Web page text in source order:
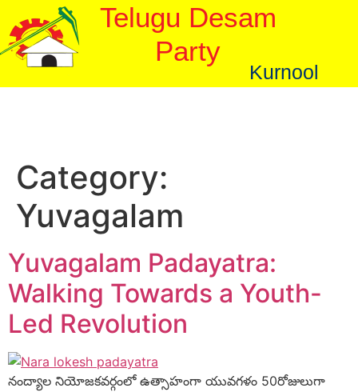
Telugu Desam
Party
Kurnool
Category:
Yuvagalam
Yuvagalam Padayatra:
Walking Towards a Youth-
Led Revolution
నంద్యాల నియోజకవర్గంలో ఉత్సాహంగా యువగళం 50రోజులుగా